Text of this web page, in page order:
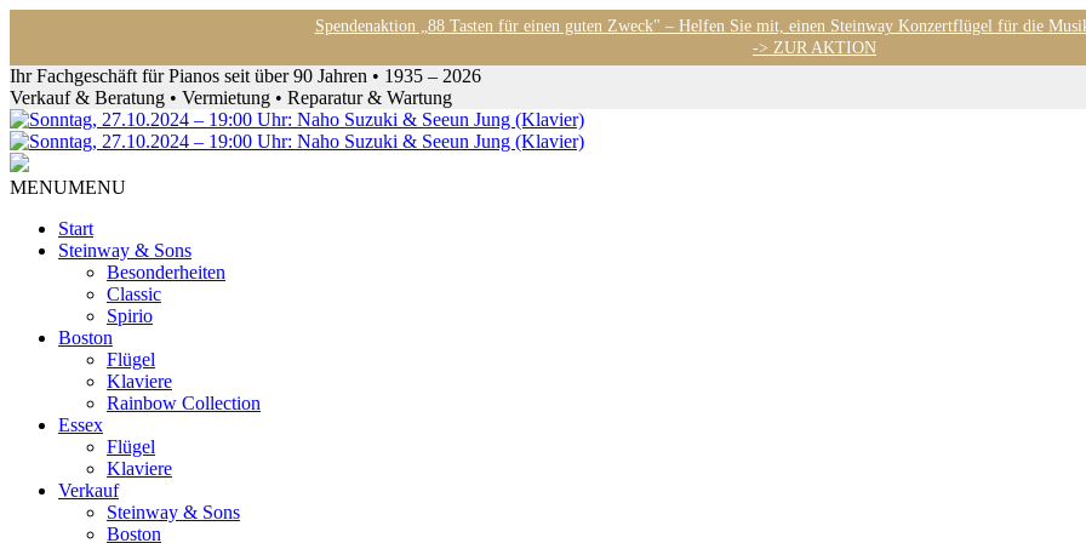
Spendenaktion „88 Tasten für einen guten Zweck" – Helfen Sie mit, einen Steinway Konzertflügel für die
-> ZUR AKTION
Ihr Fachgeschäft für Pianos seit über 90 Jahren • 1935 – 2026
Verkauf & Beratung • Vermietung • Reparatur & Wartung
MENUMENU
Start
Steinway & Sons
Besonderheiten
Classic
Spirio
Boston
Flügel
Klaviere
Rainbow Collection
Essex
Flügel
Klaviere
Verkauf
Steinway & Sons
Boston